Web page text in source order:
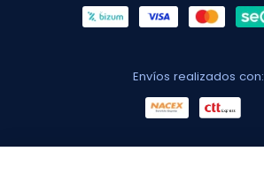
Envíos realizados con: